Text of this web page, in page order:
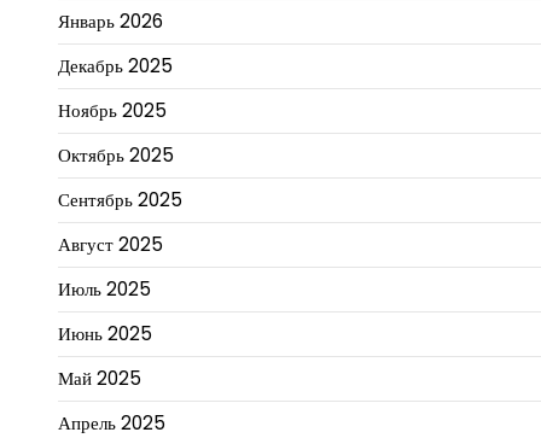
Январь 2026
Декабрь 2025
Ноябрь 2025
Октябрь 2025
Сентябрь 2025
Август 2025
Июль 2025
Июнь 2025
Май 2025
Апрель 2025